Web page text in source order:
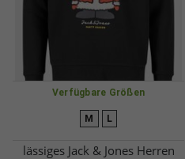
Verfügbare Größen
M L
lässiges Jack & Jones Herren